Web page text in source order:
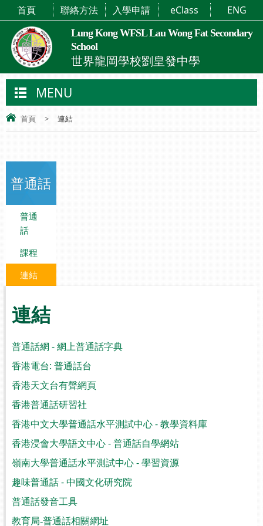
Lung Kong WFSL Lau Wong Fat Secondary
School
世界龍岡學校劉皇發中學
首頁 聯絡方法 入學申請 eClass ENG
MENU
首頁 > 連結
普通話
普通
話
課程
連結
連結
普通話網 - 網上普通話字典
香港電台: 普通話台
香港天文台有聲網頁
香港普通話研習社
香港中文大學普通話水平測試中心 - 教學資料庫
香港浸會大學語文中心 - 普通話自學網站
嶺南大學普通話水平測試中心 - 學習資源
趣味普通話 - 中國文化研究院
普通話發音工具
教育局-普通話相關網址